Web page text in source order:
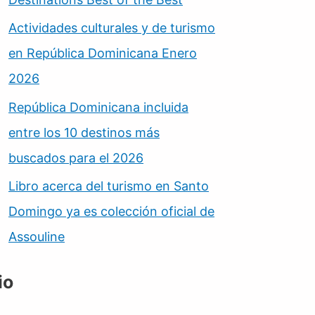
Actividades culturales y de turismo
en República Dominicana Enero
2026
República Dominicana incluida
entre los 10 destinos más
buscados para el 2026
Libro acerca del turismo en Santo
Domingo ya es colección oficial de
Assouline